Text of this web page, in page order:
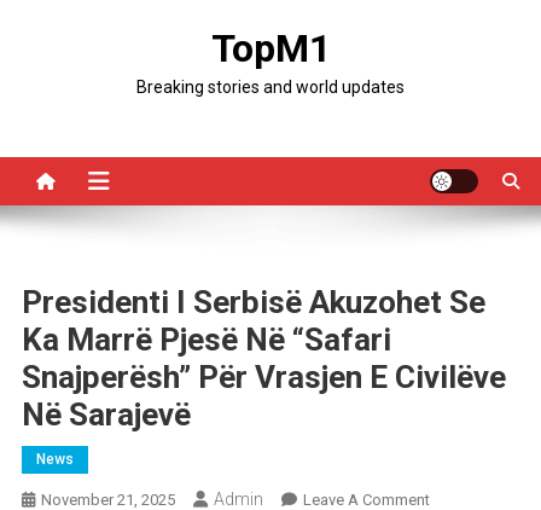
TopM1
Breaking stories and world updates
Presidenti I Serbisë Akuzohet Se
Ka Marrë Pjesë Në “safari
Snajperësh” Për Vrasjen E Civilëve
Në Sarajevë
News
November 21, 2025 Admin Leave A CommentOn